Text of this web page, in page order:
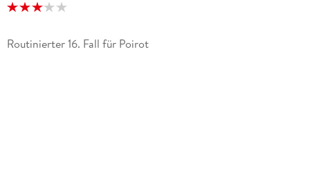
Routinierter 16. Fall für Poirot